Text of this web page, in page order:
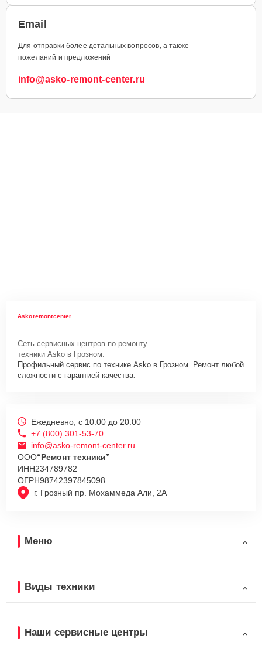
Email
Для отправки более детальных вопросов, а также
пожеланий и предложений
info@asko-remont-center.ru
Askoremontcenter
Сеть сервисных центров по ремонту
техники Asko в Грозном.
Профильный сервис по технике Asko в Грозном. Ремонт любой
сложности с гарантией качества.
г. Грозный пр. Мохаммеда Али, 2А
Ежедневно, с 10:00 до 20:00
+7 (800) 301-53-70
info@asko-remont-center.ru
ООО“Ремонт техники”
ИНН234789782
ОГРН98742397845098
Меню
Виды техники
Наши сервисные центры